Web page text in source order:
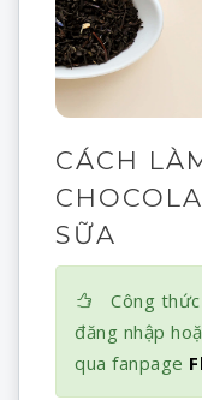
CÁCH
SỮA
Công
đăng nhập
qua fanpage